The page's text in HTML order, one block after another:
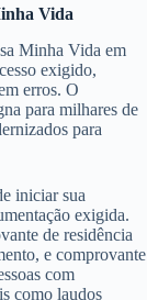
Vida
Minha Vida em
exigido,
erros. O
para milhares de
para
iniciar sua
exigida.
de residência
e comprovante
com
como laudos